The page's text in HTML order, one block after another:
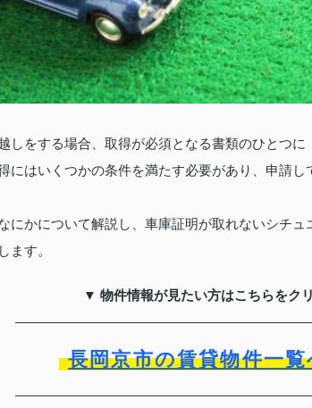
しをする場合、取得が必須となる書類のひとつに
にはいくつかの条件を満たす必要があり、申請
にかについて解説し、車庫証明が取れないシチ
ます。
▼ 物件情報が見たい方はこちらをク
長岡京市の賃貸物件一